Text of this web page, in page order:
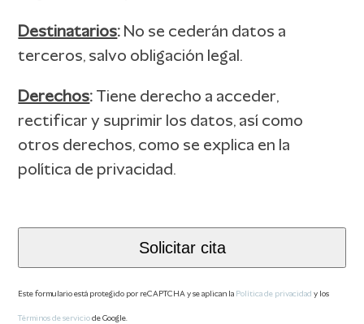
Destinatarios: No se cederán datos a
terceros, salvo obligación legal.
Derechos: Tiene derecho a acceder,
rectificar y suprimir los datos, así como
otros derechos, como se explica en la
política de privacidad.
Solicitar cita
Este formulario está protegido por reCAPTCHA y se aplican la Política de privacidad y los
Términos de serviciode Google.